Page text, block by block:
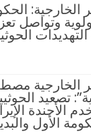
الخارجية:
وتواصل
الخارجية
تصعيد
الأجندة
الأول